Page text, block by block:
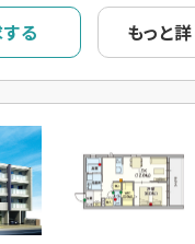
る もっと